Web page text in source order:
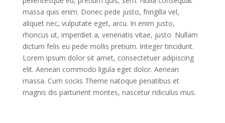
massa quis enim. Donec pede justo, fringilla vel,
aliquet nec, vulputate eget, arcu. In enim justo,
rhoncus ut, imperdiet a, venenatis vitae, justo. Nullam
dictum felis eu pede mollis pretium. Integer tincidunt.
Lorem ipsum dolor sit amet, consectetuer adipiscing
elit. Aenean commodo ligula eget dolor. Aenean
massa. Cum sociis Theme natoque penatibus et
magnis dis parturient montes, nascetur ridiculus mus.